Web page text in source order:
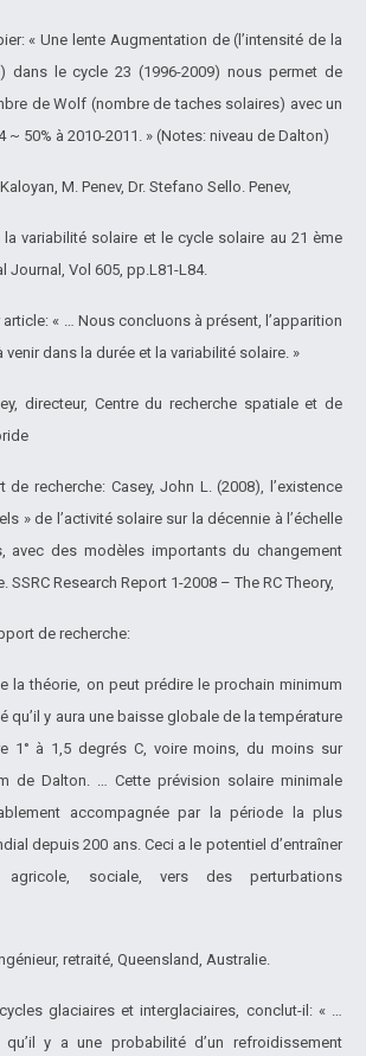
« Une lente Augmentation de (l’intensité de la
dans le cycle 23 (1996-2009) nous permet de
de Wolf (nombre de taches solaires) avec un
~ 50% à 2010-2011. » (Notes: niveau de Dalton)
M. Penev, Dr. Stefano Sello. Penev,
variabilité solaire et le cycle solaire au 21 ème
Journal, Vol 605, pp.L81-L84.
« … Nous concluons à présent, l’apparition
venir dans la durée et la variabilité solaire. »
directeur, Centre du recherche spatiale et de
recherche: Casey, John L. (2008), l’existence
» de l’activité solaire sur la décennie à l’échelle
avec des modèles importants du changement
SSRC Research Report 1-2008 – The RC Theory,
de recherche:
la théorie, on peut prédire le prochain minimum
qu’il y aura une baisse globale de la température
1° à 1,5 degrés C, voire moins, du moins sur
de Dalton. … Cette prévision solaire minimale
accompagnée par la période la plus
depuis 200 ans. Ceci a le potentiel d’entraîner
sociale, vers des perturbations
retraité, Queensland, Australie.
glaciaires et interglaciaires, conclut-il: « …
y a une probabilité d’un refroidissement